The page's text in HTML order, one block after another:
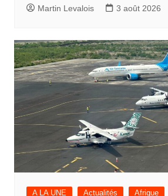
Martin Levalois 3 août 2026
A LA UNE Actualités Afrique